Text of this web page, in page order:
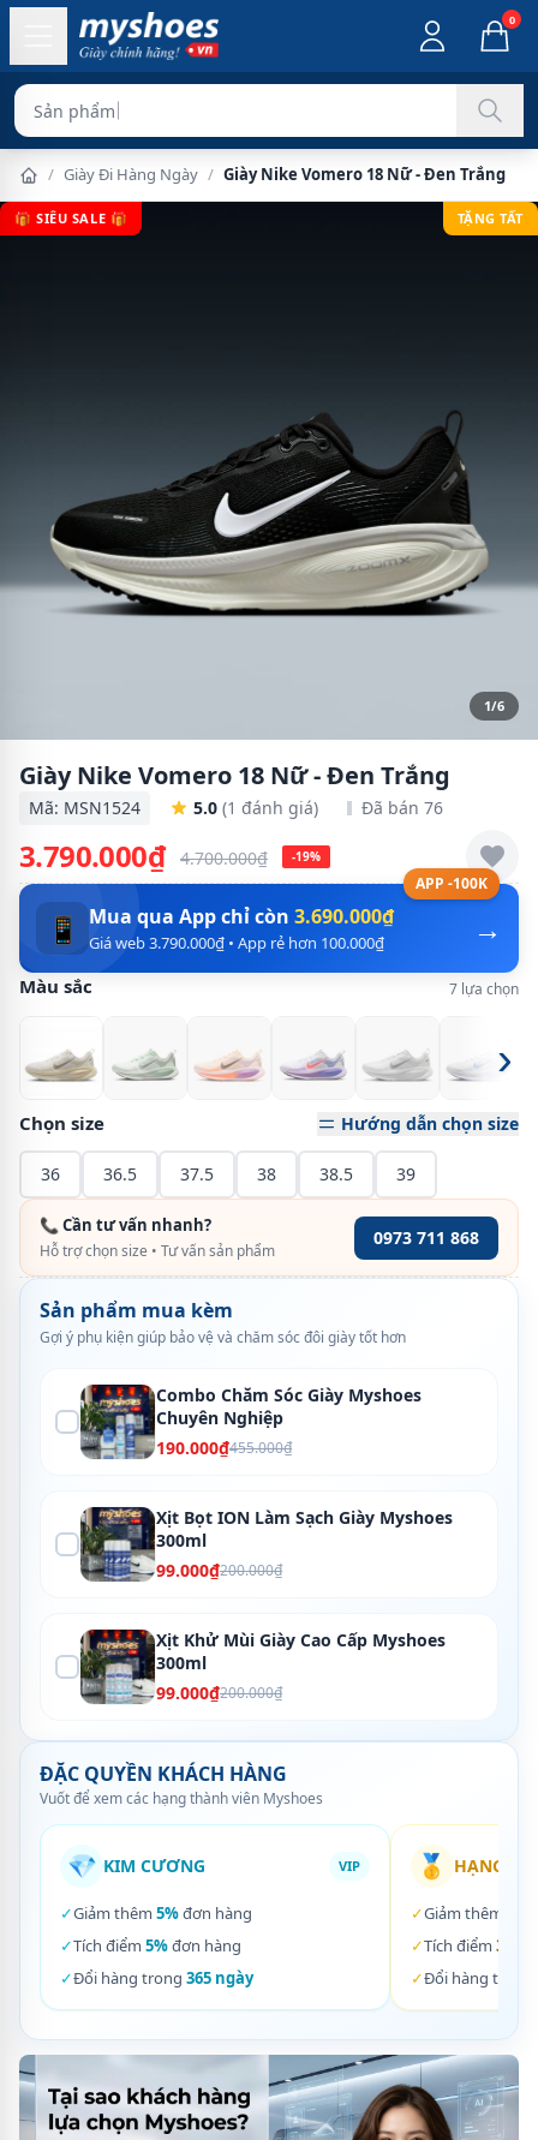
0
Sản phẩm chính hãng
/ Giày Đi Hàng Ngày / Giày Nike Vomero 18 Nữ - Đen Trắng
🎁 SIÊU SALE 🎁 TẶNG TẤT
1/6
Giày Nike Vomero 18 Nữ - Đen Trắng
Mã: MSN1524 5.0 (1 đánh giá) Đã bán 76
3.790.000₫ 4.700.000₫ -19%
APP -100K
→
📱 Mua qua App chỉ còn 3.690.000₫
Giá web 3.790.000₫ • App rẻ hơn 100.000₫
Màu sắc 7 lựa chọn
›
Chọn size Hướng dẫn chọn size
36 36.5 37.5 38 38.5 39
📞 Cần tư vấn nhanh?
Hỗ trợ chọn size • Tư vấn sản phẩm
0973 711 868
Sản phẩm mua kèm
Gợi ý phụ kiện giúp bảo vệ và chăm sóc đôi giày tốt hơn
Combo Chăm Sóc Giày Myshoes
Chuyên Nghiệp
190.000₫455.000₫
Xịt Bọt ION Làm Sạch Giày Myshoes
300ml
99.000₫200.000₫
Xịt Khử Mùi Giày Cao Cấp Myshoes
300ml
99.000₫200.000₫
ĐẶC QUYỀN KHÁCH HÀNG
Vuốt để xem các hạng thành viên Myshoes
💎 KIM CƯƠNG VIP
✓Giảm thêm 5%đơn hàng
✓Tích điểm 5%đơn hàng
✓Đổi hàng trong 365 ngày
🥇 HẠNG
✓Giảm thêm
✓Tích điểm 3%
✓Đổi hàng trong